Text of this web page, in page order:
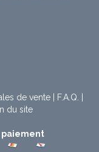
de vente| F.A.Q.
du site
paiement